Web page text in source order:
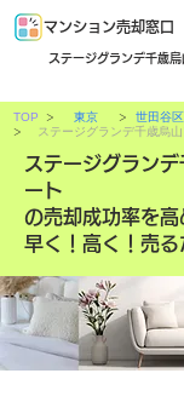
マンション売却窓口
ステージグランデ千歳
TOP > 東京
>
>
ステージグランデ千歳烏
世田谷区
ステージグラン
ート
の売却成功率を高
早く！高く！売